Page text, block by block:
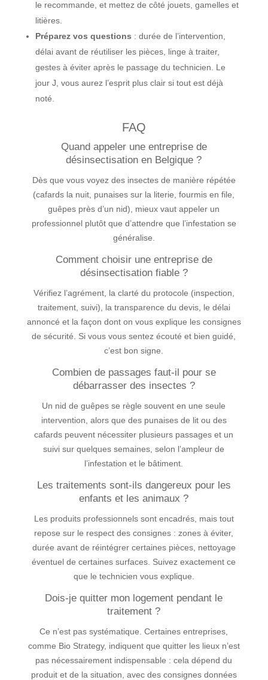
le recommande, et mettez de côté jouets, gamelles et
litières.
Préparez vos questions : durée de l’intervention,
délai avant de réutiliser les pièces, linge à traiter,
gestes à éviter après le passage du technicien. Le
jour J, vous aurez l’esprit plus clair si tout est déjà
noté.
FAQ
Quand appeler une entreprise de
désinsectisation en Belgique ?
Dès que vous voyez des insectes de manière répétée
(cafards la nuit, punaises sur la literie, fourmis en file,
guêpes près d’un nid), mieux vaut appeler un
professionnel plutôt que d’attendre que l’infestation se
généralise.
Comment choisir une entreprise de
désinsectisation fiable ?
Vérifiez l’agrément, la clarté du protocole (inspection,
traitement, suivi), la transparence du devis, le délai
annoncé et la façon dont on vous explique les consignes
de sécurité. Si vous vous sentez écouté et bien guidé,
c’est bon signe.
Combien de passages faut-il pour se
débarrasser des insectes ?
Un nid de guêpes se règle souvent en une seule
intervention, alors que des punaises de lit ou des
cafards peuvent nécessiter plusieurs passages et un
suivi sur quelques semaines, selon l’ampleur de
l’infestation et le bâtiment.
Les traitements sont-ils dangereux pour les
enfants et les animaux ?
Les produits professionnels sont encadrés, mais tout
repose sur le respect des consignes : zones à éviter,
durée avant de réintégrer certaines pièces, nettoyage
éventuel de certaines surfaces. Suivez exactement ce
que le technicien vous explique.
Dois-je quitter mon logement pendant le
traitement ?
Ce n’est pas systématique. Certaines entreprises,
comme Bio Strategy, indiquent que quitter les lieux n’est
pas nécessairement indispensable : cela dépend du
produit et de la situation, avec des consignes données